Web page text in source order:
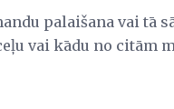
palaišana vai tā
vai kādu no citām